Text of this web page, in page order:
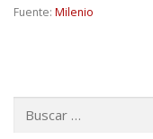
Fuente: Milenio